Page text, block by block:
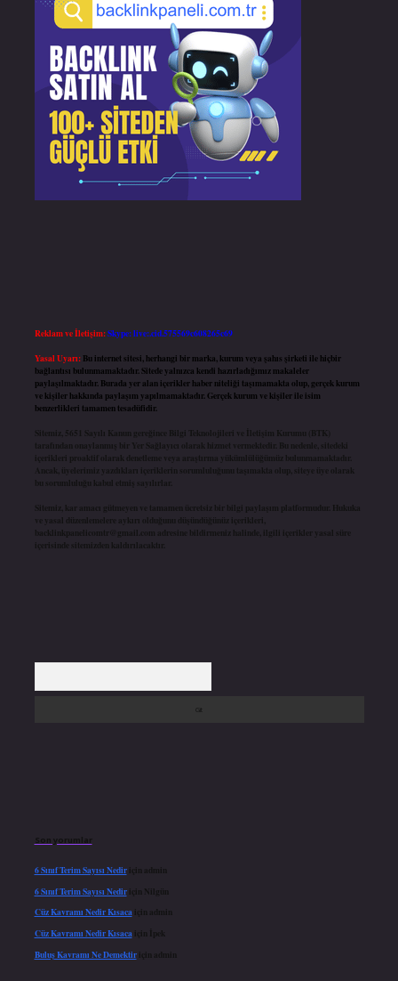
Reklam ve İletişim:Skype: live:.cid.575569c608265c69
Yasal Uyarı: Bu internet sitesi, herhangi bir marka, kurum veya şahıs şirketi ile hiçbir
bağlantısı bulunmamaktadır. Sitede yalnızca kendi hazırladığımız makaleler
paylaşılmaktadır. Burada yer alan içerikler haber niteliği taşımamakta olup, gerçek kurum
ve kişiler hakkında paylaşım yapılmamaktadır. Gerçek kurum ve kişiler ile isim
benzerlikleri tamamen tesadüfidir.
Sitemiz, 5651 Sayılı Kanun gereğince Bilgi Teknolojileri ve İletişim Kurumu (BTK)
tarafından onaylanmış bir Yer Sağlayıcı olarak hizmet vermektedir. Bu nedenle, sitedeki
içerikleri proaktif olarak denetleme veya araştırma yükümlülüğümüz bulunmamaktadır.
Ancak, üyelerimiz yazdıkları içeriklerin sorumluluğunu taşımakta olup, siteye üye olarak
bu sorumluluğu kabul etmiş sayılırlar.
Sitemiz, kar amacı gütmeyen ve tamamen ücretsiz bir bilgi paylaşım platformudur. Hukuka
ve yasal düzenlemelere aykırı olduğunu düşündüğünüz içerikleri,
backlinkpanelicomtr@gmail.com adresine bildirmeniz halinde, ilgili içerikler yasal süre
içerisinde sitemizden kaldırılacaktır.
Son yorumlar
6 Sınıf Terim Sayısı Nediriçin admin
6 Sınıf Terim Sayısı Nediriçin Nilgün
Cüz Kavramı Nedir Kısacaiçin admin
Cüz Kavramı Nedir Kısacaiçin
İpek
Buluş Kavramı Ne Demektiriçin admin